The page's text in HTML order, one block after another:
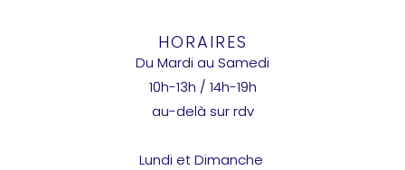
HORAIRES
Du Mardi au Samedi
10h-13h / 14h-19h
au-delà sur rdv
Lundi et Dimanche